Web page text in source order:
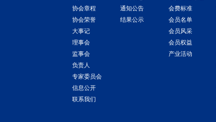
协会章程
协会荣誉
大事记
理事会
监事会
负责人
专家委员会
信息公开
联系我们
通知公告
结果公示
会费标准
会员名单
会员风采
会员权益
产业活动